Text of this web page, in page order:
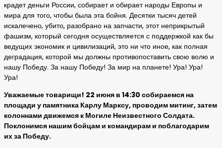
крадет деньги России, собирает и обирает народы Европы и
мира для того, чтобы была эта бойня. Десятки тысяч детей
искалечено, убито, разобрано на запчасти, этот неприкрытый
фашизм, который сегодня осуществляется с поддержкой как бы
ведущих экономик и цивилизаций, это ни что иное, как полная
деградация, которой мы должны противопоставить свою волю и
нашу Победу. За нашу Победу! За мир на планете! Ура! Ура!
Ура!
Уважаемые товарищи! 22 июня в 14:30 собираемся на
площади у памятника Карлу Марксу, проводим митинг, затем
колоннами движемся к Могиле Неизвестного Солдата.
Поклонимся нашим бойцам и командирам и поблагодарим
их за Победу.